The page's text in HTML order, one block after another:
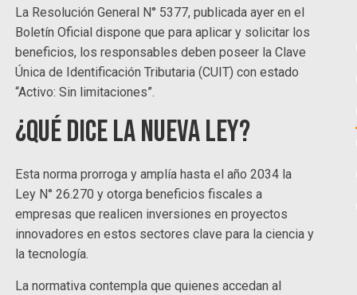
La Resolución General N° 5377, publicada ayer en el
Boletín Oficial dispone que para aplicar y solicitar los
beneficios, los responsables deben poseer la Clave
Única de Identificación Tributaria (CUIT) con estado
“Activo: Sin limitaciones”.
¿Qué dice la nueva Ley?
Esta norma prorroga y amplía hasta el año 2034 la
Ley N° 26.270 y otorga beneficios fiscales a
empresas que realicen inversiones en proyectos
innovadores en estos sectores clave para la ciencia y
la tecnología.
La normativa contempla que quienes accedan al